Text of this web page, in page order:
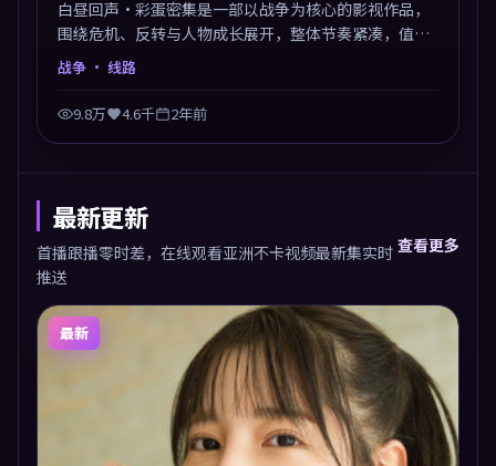
白昼回声·彩蛋密集是一部以战争为核心的影视作品，
围绕危机、反转与人物成长展开，整体节奏紧凑，值得
推荐观看。
战争 · 线路
9.8万 4.6千 2年前
最新更新
首播跟播零时差，在线观看亚洲不卡视频最新集实时
推送
查看更多
最新